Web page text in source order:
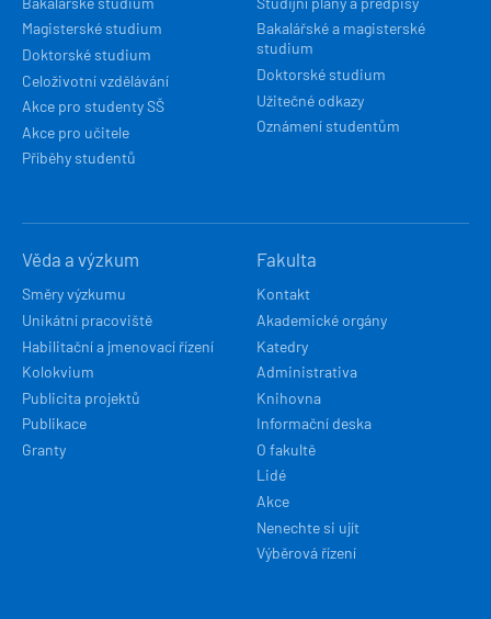
Magisterské studium
Doktorské studium
Celoživotní vzdělávání
Akce pro studenty SŠ
Akce pro učitele
Příběhy studentů
Bakalářské a magisterské
studium
Doktorské studium
Užitečné odkazy
Oznámení studentům
Věda a výzkum
Směry výzkumu
Unikátní pracoviště
Habilitační a jmenovací řízení
Kolokvium
Publicita projektů
Publikace
Granty
Fakulta
Kontakt
Akademické orgány
Katedry
Administrativa
Knihovna
Informační deska
O fakultě
Lidé
Akce
Nenechte si ujít
Výběrová řízení